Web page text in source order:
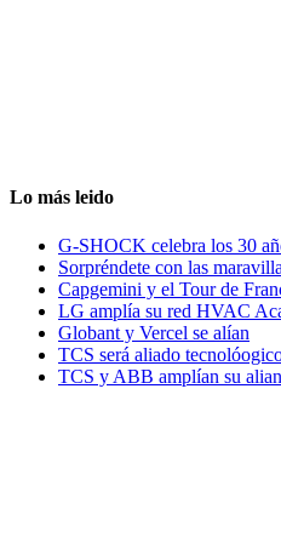
Lo más leido
G-SHOCK celebra los 30
Sorpréndete con las
Capgemini y el Tour de
LG amplía su red HVAC
Globant y Vercel se alían
TCS será aliado
TCS y ABB amplían su